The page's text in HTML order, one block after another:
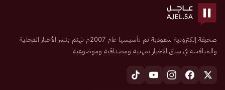
صحيفة إلكترونية سعودية تم تأسيسها عام 2007م تهتم بنشر الأخبار المحلية
والمنافسة في سبق الأخبار بمهنية ومصداقية وموضوعية